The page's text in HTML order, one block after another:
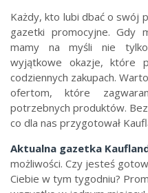
Każdy, kto lubi dbać o swój
gazetki promocyjne. Gdy
mamy na myśli nie
wyjątkowe okazje, które
codziennych zakupach.
ofertom, które
potrzebnych produktów.
co dla nas przygotował
Aktualna gazetka
możliwości. Czy jesteś
Ciebie w tym tygodniu?